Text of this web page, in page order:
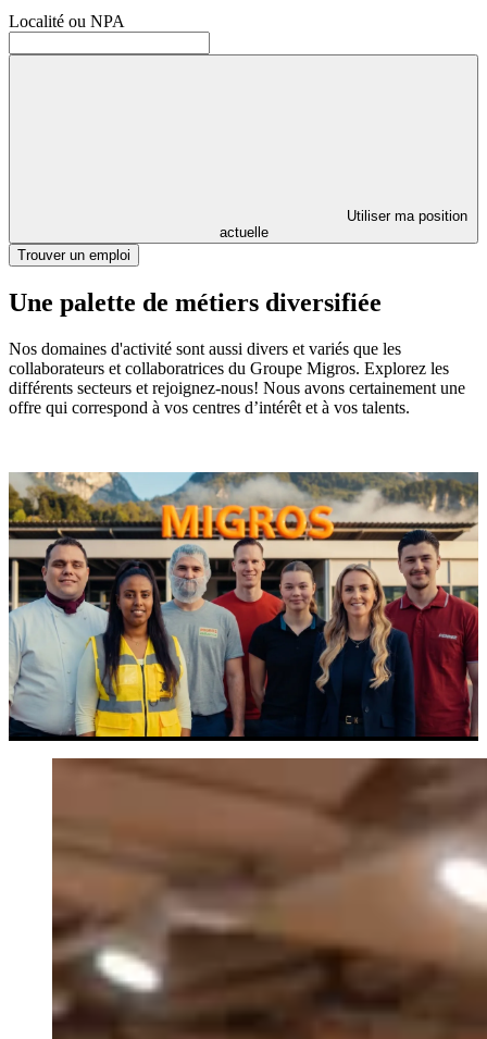
Localité ou NPA
Utiliser ma position
actuelle
Trouver un emploi
Une palette de métiers diversifiée
Nos domaines d'activité sont aussi divers et variés que les
collaborateurs et collaboratrices du Groupe Migros. Explorez les
différents secteurs et rejoignez-nous! Nous avons certainement une
offre qui correspond à vos centres d’intérêt et à vos talents.